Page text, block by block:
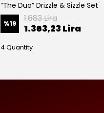
“The Duo” Drizzle & Sizzle Set
%19 1.683 Lira
1.363,23 Lira
4 Quantity